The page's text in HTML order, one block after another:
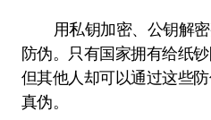
用私钥加密、公钥解
防伪。只有国家拥有给纸
但其他人却可以通过这些
真伪。